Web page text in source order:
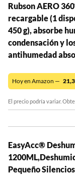
Rubson AERO
recargable (1
450 g), absorbe
condensación y
antihumedad
Hoy en Amazon —
El precio podría variar.
EasyAcc®
Pequeño